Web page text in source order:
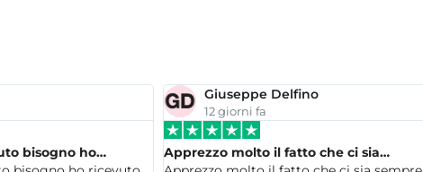
bisogno ho…
Giuseppe Delfino
12 giorni fa
Apprezzo molto il fatto che ci sia…